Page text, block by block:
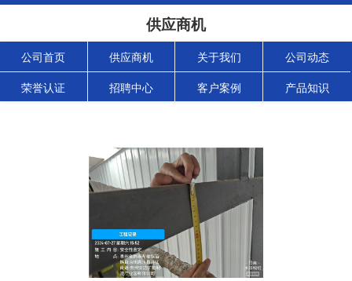
供应商机
公司首页 供应商机 关于我们 公司动态
荣誉认证 招聘中心 客户案例 产品知识